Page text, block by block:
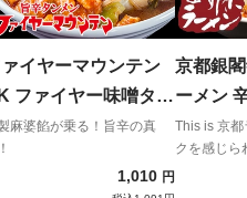
イヤーマウンテン
ファイヤー味噌タン
麻婆餡が乗る！旨辛の真
1,010 円
京都銀
ーメン 辛旨ラーメンみ
そ風味 (
シュー5
This is 京都
クを感じら